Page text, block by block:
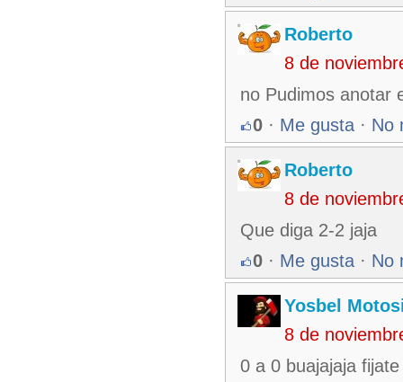
Roberto
8 de
no Pudimos anotar
0 · Me gusta · No
Roberto
8 de
Que diga 2-2 jaja
0 · Me gusta · No
Yosbel
8 de
0 a 0 buajajaja